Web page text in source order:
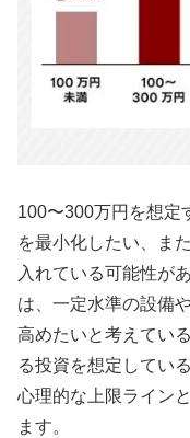
100〜300万円を想定
を最小化したい、ま
入れている可能性が
は、一定水準の設備
高めたいと考えてい
る投資を想定してい
心理的な上限ライン
ます。